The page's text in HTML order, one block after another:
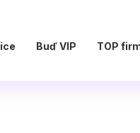
Buď VIP TOP